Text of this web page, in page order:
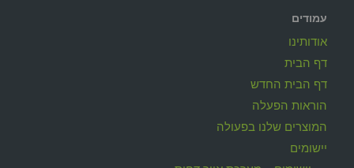
עמודים
אודותינו
דף הבית
דף הבית החדש
הוראות הפעלה
המוצרים שלנו בפעולה
יישומים